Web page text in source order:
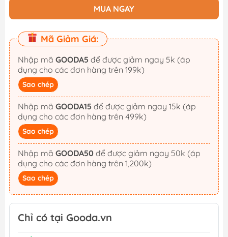
MUA NGAY
Mã Giảm Giá:
Nhập mã GOODA5
dụng cho các đơn hàng trên 199k)
Sao chép
Nhập mã GOODA15
dụng cho các đơn hàng trên 499k)
Sao chép
Nhập mã GOODA50
dụng cho các đơn hàng trên 1,200k)
Sao chép
Chỉ có tại Gooda.vn